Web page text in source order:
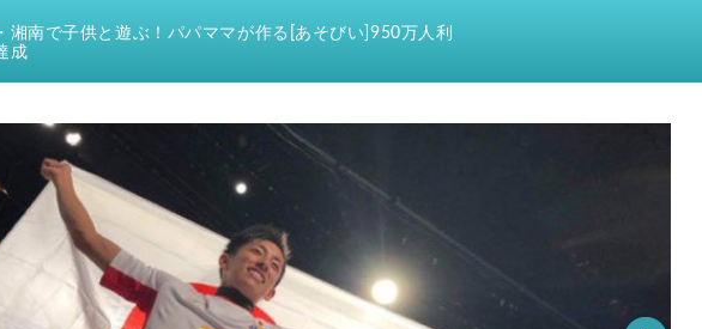
湘南で子供と遊ぶ！パパママが作る[あそびい]950万人利
成